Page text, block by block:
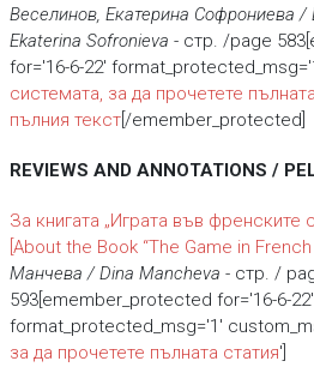
Веселинов, Екатерина Софрониева /
Ekaterina Sofronieva - стр. /page
for='16-6-22'
системата, за да прочетете
пълния текст[/emember_protected]
REVIEWS AND ANNOTATIONS
За книгата „Играта във
[About the Book “The Game in
Манчева / Dina Mancheva - стр. /
593[emember_protected for='16-6-22'
format_protected_msg='1'
за да прочетете пълната статия']